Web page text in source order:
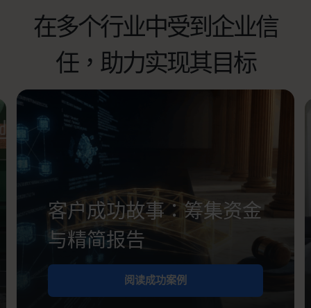
在多个行业中受到企业信
任，助力实现其目标
客户成功故事：筹集资金
与精简报告
阅读成功案例